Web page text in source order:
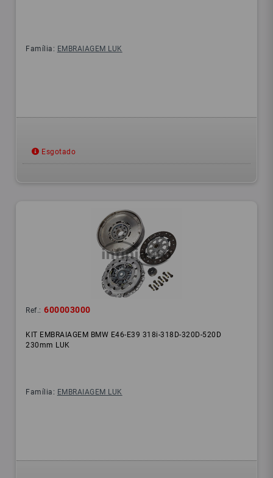
Família: EMBRAIAGEM LUK
Esgotado
Ref.: 600003000
KIT EMBRAIAGEM BMW E46-E39 318i-318D-320D-520D
230mm LUK
Família: EMBRAIAGEM LUK